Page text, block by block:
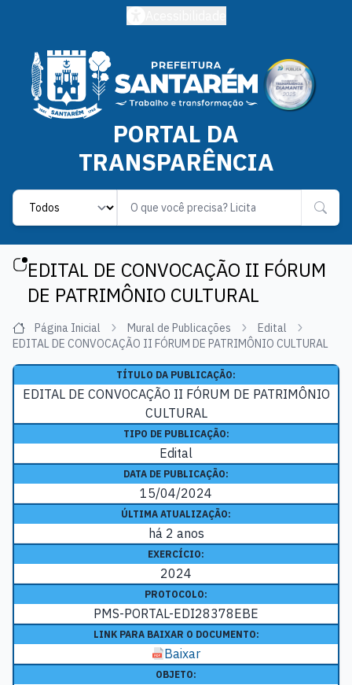
PORTAL DA
TRANSPARÊNCIA
Label
EDITAL DE CONVOCAÇÃO II FÓRUM
DE PATRIMÔNIO CULTURAL
Página Inicial Mural de Publicações
Edital
EDITAL DE CONVOCAÇÃO II FÓRUM DE PATRIMÔNIO CULTURAL
TÍTULO DA PUBLICAÇÃO:
EDITAL DE CONVOCAÇÃO II FÓRUM DE PATRIMÔNIO
CULTURAL
TIPO DE PUBLICAÇÃO:
Edital
DATA DE PUBLICAÇÃO:
15/04/2024
ÚLTIMA ATUALIZAÇÃO:
há 2 anos
EXERCÍCIO:
2024
PROTOCOLO:
PMS-PORTAL-EDI28378EBE
LINK PARA BAIXAR O DOCUMENTO:
Baixar
OBJETO: